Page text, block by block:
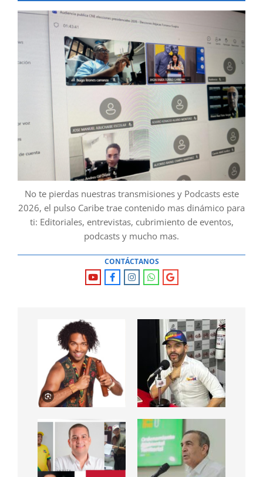
No te pierdas nuestras transmisiones y Podcasts este
2026, el pulso Caribe trae contenido mas dinámico para
ti: Editoriales, entrevistas, cubrimiento de eventos,
podcasts y mucho mas.
CONTÁCTANOS